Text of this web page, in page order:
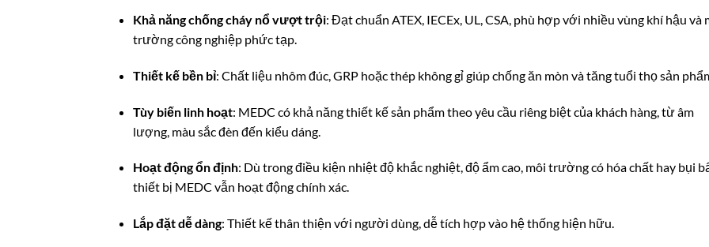
Khả năng chống cháy nổ vượt trội: Đạt chuẩn ATEX, IECEx, UL, CSA, phù hợp với nhiều vùng khí hậu và
trường công nghiệp phức tạp.
Thiết kế bền bỉ: Chất liệu nhôm đúc, GRP hoặc thép không gỉ giúp chống ăn mòn và tăng tuổi thọ sản
Tùy biến linh hoạt: MEDC có khả năng thiết kế sản phẩm theo yêu cầu riêng biệt của khách hàng, từ âm
lượng, màu sắc đèn đến kiểu dáng.
Hoạt động ổn định: Dù trong điều kiện nhiệt độ khắc nghiệt, độ ẩm cao, môi trường có hóa chất hay bụi
thiết bị MEDC vẫn hoạt động chính xác.
Lắp đặt dễ dàng: Thiết kế thân thiện với người dùng, dễ tích hợp vào hệ thống hiện hữu.